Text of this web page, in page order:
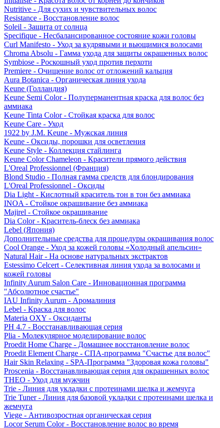
Nutritive - Для сухих и чувствительных волос
Resistance - Восстановление волос
Soleil - Защита от солнца
Specifique - Несбалансированное состояние кожи головы
Curl Manifesto - Уход за кудрявыми и вьющимися волосами
Chroma Absolu - Гамма ухода для защиты окрашенных волос
Symbiose - Роскошный уход против перхоти
Premiere - Очищение волос от отложений кальция
Aura Botanica - Органическая линия ухода
Keune (Голландия)
Keune Semi Color - Полуперманентная краска для волос без
аммиака
Keune Tinta Color - Стойкая краска для волос
Keune Care - Уход
1922 by J.M. Keune - Мужская линия
Keune - Оксиды, порошки для осветления
Keune Style - Коллекция стайлинга
Keune Color Chameleon - Красители прямого действия
L'Oreal Professionnel (Франция)
Blond Studio - Полная гамма средств для блондирования
L'Oreal Professionnel - Оксиды
Dia Light - Кислотный краситель тон в тон без аммиака
INOA - Стойкое окрашивание без аммиака
Majirel - Стойкое окрашивание
Dia Color - Краситель-блеск без аммиака
Lebel (Япония)
Дополнительные средства для процедуры окрашивания волос
Cool Orange - Уход за кожей головы «Холодный апельсин»
Natural Hair - На основе натуральных экстрактов
Estessimo Celcert - Селективная линия ухода за волосами и
кожей головы
Infinity Aurum Salon Care - Инновационная программа
"Абсолютное счастье"
IAU Infinity Aurum - Аромалиния
Lebel - Краска для волос
Materia OXY - Оксиданты
PH 4.7 - Восстанавливающая серия
Plia - Молекулярное моделирование волос
Proedit Home Charge - Домашнее восстановление волос
Proedit Element Charge - СПА-программа "Счастье для волос"
Hair Skin Relaxing - SPA-Программа "Здоровая кожа головы"
Proscenia - Восстанавливающая серия для окрашенных волос
THEO - Уход для мужчин
Trie - Линия для укладки с протеинами шелка и жемчуга
Trie Tuner - Линия для базовой укладки с протеинами шелка и
жемчуга
Viege - Антивозростная органическая серия
Locor Serum Color - Восстановление волос во время